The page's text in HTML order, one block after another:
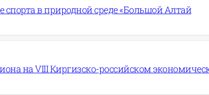
в природной среде «Большой Алтай
на VIII Киргизско-российском